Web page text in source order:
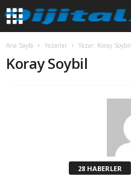
Ana Sayfa Yazarlar Yazar: Koray Soybil
Koray Soybil
28 HABERLER